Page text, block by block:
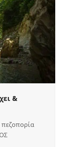
&
πεζοπορία